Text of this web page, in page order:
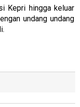
Kepri hingga keluar
undang undang